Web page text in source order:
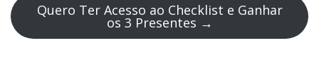
Quero Ter Acesso ao Checklist e Ganhar
os 3 Presentes →